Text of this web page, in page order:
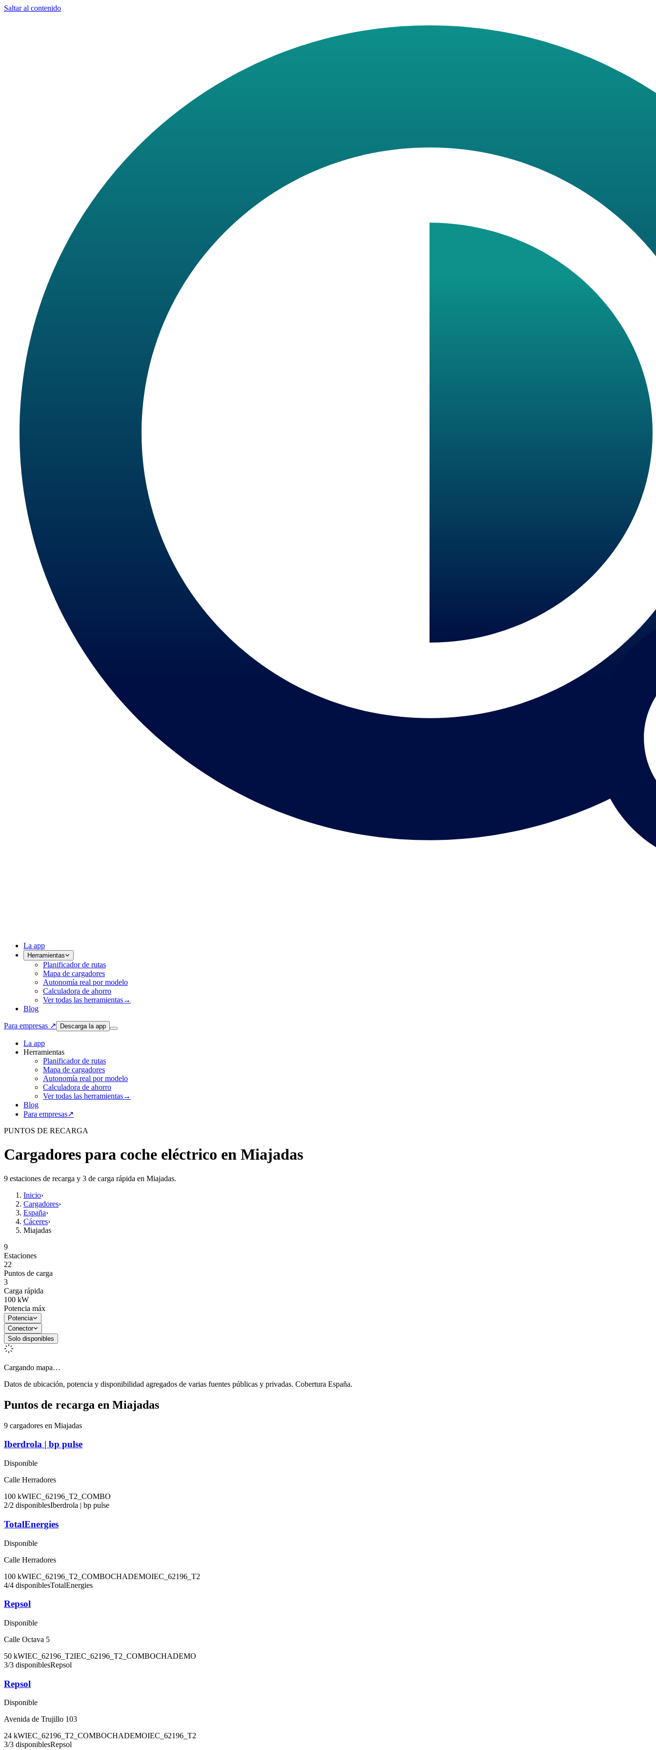
Saltar al contenido
La app
Herramientas
Planificador de rutas
Mapa de cargadores
Autonomía real por modelo
Calculadora de ahorro
Ver todas las herramientas→
Blog
Para empresas ↗ Descarga la app
La app
Herramientas
Planificador de rutas
Mapa de cargadores
Autonomía real por modelo
Calculadora de ahorro
Ver todas las herramientas→
Blog
Para empresas↗
PUNTOS DE RECARGA
Cargadores para coche eléctrico en Miajadas
9 estaciones de recarga y 3 de carga rápida en Miajadas.
Inicio›
Cargadores›
España›
Cáceres›
Miajadas
9
Estaciones
22
Puntos de carga
3
Carga rápida
100 kW
Potencia máx
Potencia
Conector
Solo disponibles
Cargando mapa…
Datos de ubicación, potencia y disponibilidad agregados de varias fuentes públicas y privadas. Cobertura España.
Puntos de recarga en Miajadas
9 cargadores en Miajadas
Iberdrola | bp pulse
Disponible
Calle Herradores
100 kWIEC_62196_T2_COMBO
2/2 disponiblesIberdrola | bp pulse
TotalEnergies
Disponible
Calle Herradores
100 kWIEC_62196_T2_COMBOCHADEMOIEC_62196_T2
4/4 disponiblesTotalEnergies
Repsol
Disponible
Calle Octava 5
50 kWIEC_62196_T2IEC_62196_T2_COMBOCHADEMO
3/3 disponiblesRepsol
Repsol
Disponible
Avenida de Trujillo 103
24 kWIEC_62196_T2_COMBOCHADEMOIEC_62196_T2
3/3 disponiblesRepsol